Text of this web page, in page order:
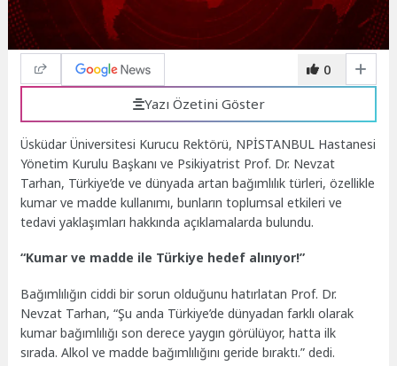
0
Yazı Özetini Göster
Üsküdar Üniversitesi Kurucu Rektörü, NPİSTANBUL Hastanesi
Yönetim Kurulu Başkanı ve Psikiyatrist Prof. Dr. Nevzat
Tarhan, Türkiye’de ve dünyada artan bağımlılık türleri, özellikle
kumar ve madde kullanımı, bunların toplumsal etkileri ve
tedavi yaklaşımları hakkında açıklamalarda bulundu.
“Kumar ve madde ile Türkiye hedef alınıyor!”
Bağımlılığın ciddi bir sorun olduğunu hatırlatan Prof. Dr.
Nevzat Tarhan, “Şu anda Türkiye’de dünyadan farklı olarak
kumar bağımlılığı son derece yaygın görülüyor, hatta ilk
sırada. Alkol ve madde bağımlılığını geride bıraktı.” dedi.